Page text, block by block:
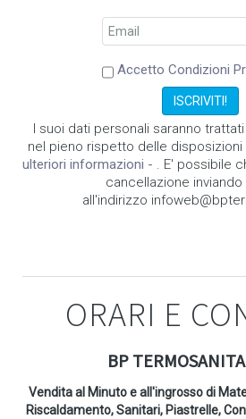
Accetto Condizioni
I suoi dati personali saranno
nel pieno rispetto delle disposizioni
ulteriori informazioni - . E' possibile
cancellazione inviando
all'indirizzo
ORARI E
BP
Vendita al Minuto e all'ingrosso di
Riscaldamento, Sanitari, Piastrelle,